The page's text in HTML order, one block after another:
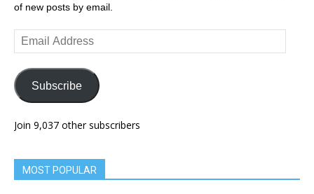
of new posts by email.
Email
Address
Subscribe
Join 9,037 other subscribers
MOST POPULAR